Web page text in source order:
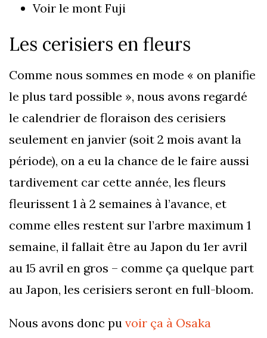
Voir le mont Fuji
Les cerisiers en fleurs
Comme nous sommes en mode « on planifie
le plus tard possible », nous avons regardé
le calendrier de floraison des cerisiers
seulement en janvier (soit 2 mois avant la
période), on a eu la chance de le faire aussi
tardivement car cette année, les fleurs
fleurissent 1 à 2 semaines à l’avance, et
comme elles restent sur l’arbre maximum 1
semaine, il fallait être au Japon du 1er avril
au 15 avril en gros – comme ça quelque part
au Japon, les cerisiers seront en full-bloom.
Nous avons donc pu voir ça à Osaka